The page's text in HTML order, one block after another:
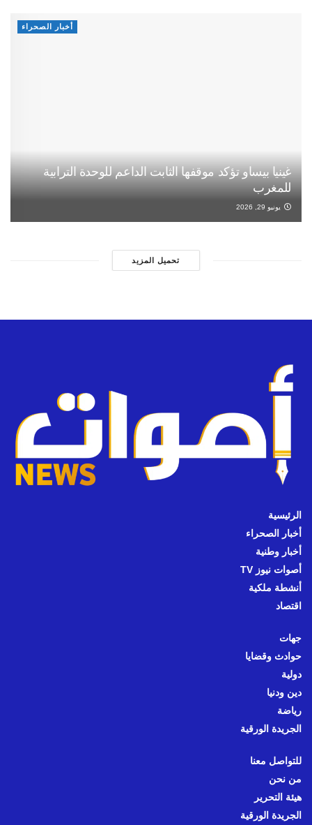
أخبار الصحراء
غينيا بيساو تؤكد موقفها الثابت الداعم للوحدة الترابية
للمغرب
يونيو 29, 2026
تحميل المزيد
الرئيسية
أخبار الصحراء
أخبار وطنية
أصوات نيوز TV
أنشطة ملكية
اقتصاد
جهات
حوادث وقضايا
دولية
دين ودنيا
رياضة
الجريدة الورقية
للتواصل معنا
من نحن
هيئة التحرير
الجريدة الورقية